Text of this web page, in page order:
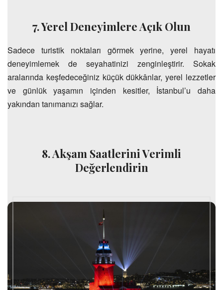
7. Yerel Deneyimlere Açık Olun
Sadece turistik noktaları görmek yerine, yerel hayatı
deneyimlemek de seyahatinizi zenginleştirir. Sokak
aralarında keşfedeceğiniz küçük dükkânlar, yerel lezzetler
ve günlük yaşamın içinden kesitler, İstanbul’u daha
yakından tanımanızı sağlar.
8. Akşam Saatlerini Verimli
Değerlendirin